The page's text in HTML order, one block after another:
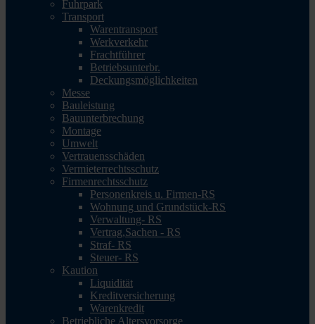
Fuhrpark
Transport
Warentransport
Werkverkehr
Frachtführer
Betriebsunterbr.
Deckungsmöglichkeiten
Messe
Bauleistung
Bauunterbrechung
Montage
Umwelt
Vertrauensschäden
Vermieterrechtsschutz
Firmenrechtsschutz
Personenkreis u. Firmen-RS
Wohnung und Grundstück-RS
Verwaltung- RS
Vertrag,Sachen - RS
Straf- RS
Steuer- RS
Kaution
Liquidität
Kreditversicherung
Warenkredit
Betriebliche Altersvorsorge